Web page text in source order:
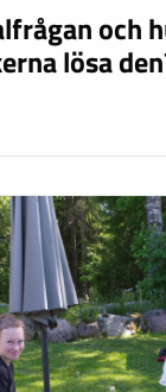
och
lösa